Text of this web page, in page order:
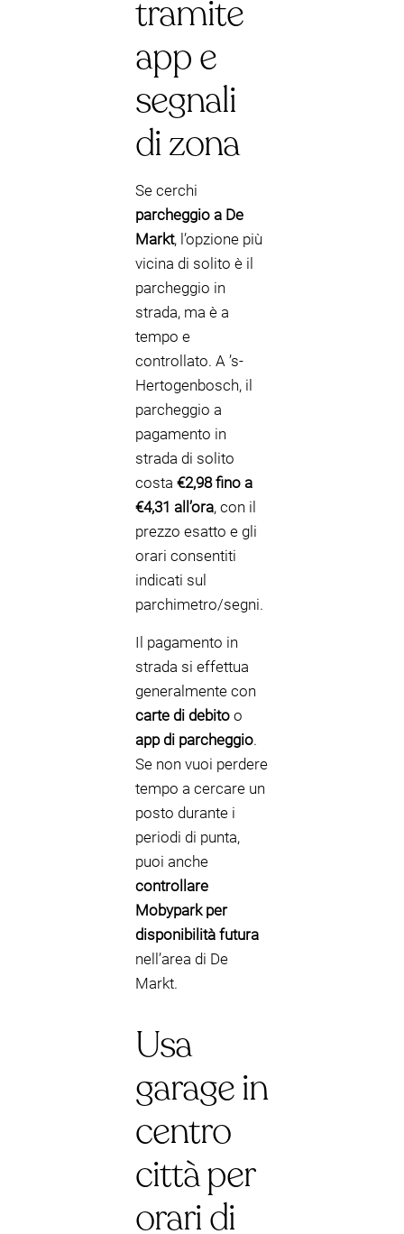
tramite
app e
segnali
di zona
Se cerchi
parcheggio a De
Markt, l’opzione più
vicina di solito è il
parcheggio in
strada, ma è a
tempo e
controllato. A ’s-
Hertogenbosch, il
parcheggio a
pagamento in
strada di solito
costa €2,98 fino a
€4,31 all’ora, con il
prezzo esatto e gli
orari consentiti
indicati sul
parchimetro/segni.
Il pagamento in
strada si effettua
generalmente con
carte di debito o
app di parcheggio.
Se non vuoi perdere
tempo a cercare un
posto durante i
periodi di punta,
puoi anche
controllare
Mobypark per
disponibilità futura
nell’area di De
Markt.
Usa
garage in
centro
città per
orari di